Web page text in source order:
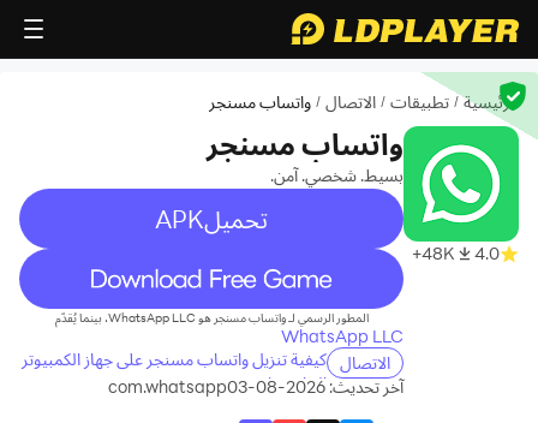
الرئيسية / تطبيقات / الاتصال / واتساب مسنجر
4.0
48K+
واتساب مسنجر
بسيط. شخصي. آمن.
تحميلAPK
recommend
المطور الرسمي لـ واتساب مسنجر هو WhatsApp LLC، بينما يُقدّم
WhatsApp LLC
الاتصال كيفية تنزيل واتساب مسنجر على جهاز الكمبيوتر
الخاص بكآخر تحديث: 2026-08-03 com.whatsapp